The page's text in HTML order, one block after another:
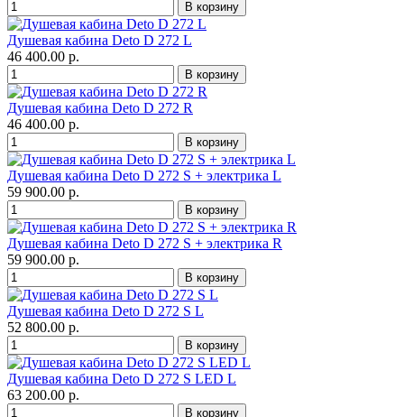
Душевая кабина Deto D 272 L
46 400.00 р.
Душевая кабина Deto D 272 R
46 400.00 р.
Душевая кабина Deto D 272 S + электрика L
59 900.00 р.
Душевая кабина Deto D 272 S + электрика R
59 900.00 р.
Душевая кабина Deto D 272 S L
52 800.00 р.
Душевая кабина Deto D 272 S LED L
63 200.00 р.